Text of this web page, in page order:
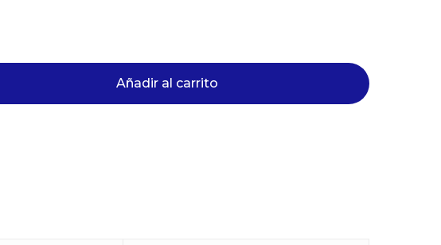
Añadir al carrito